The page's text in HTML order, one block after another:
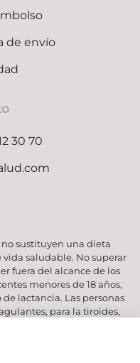
de envío
30 70
sustituyen una dieta
saludable. No superar
fuera del alcance de los
menores de 18 años,
lactancia. Las personas
para la tiroides,